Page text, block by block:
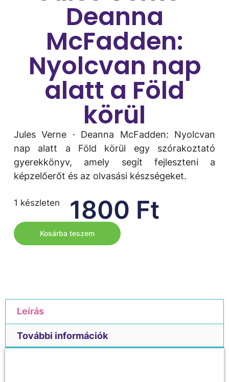
Deanna
McFadden:
Nyolcvan nap
alatt a Föld
körül
Jules Verne · Deanna McFadden: Nyolcvan
nap alatt a Föld körül egy szórakoztató
gyerekkönyv, amely segít fejleszteni a
képzelőerőt és az olvasási készségeket.
1800 Ft
1 készleten
Kosárba teszem
Leírás
További információk